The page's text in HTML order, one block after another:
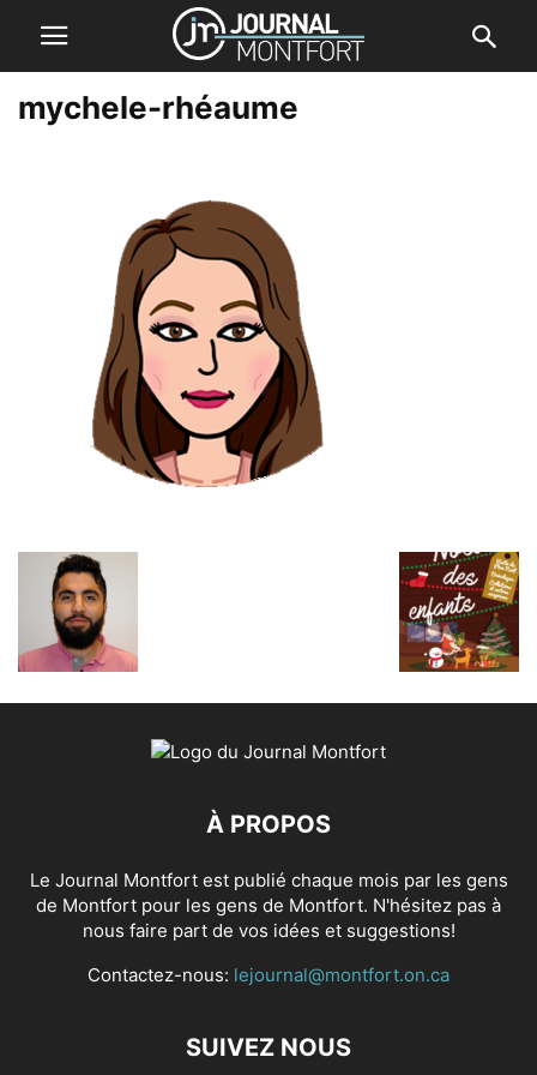
mychele-rhéaume
À PROPOS
Le Journal Montfort est publié chaque mois par les gens
de Montfort pour les gens de Montfort. N'hésitez pas à
nous faire part de vos idées et suggestions!
Contactez-nous: lejournal@montfort.on.ca
SUIVEZ NOUS